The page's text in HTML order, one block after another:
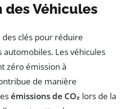
Véhicules
des clés pour réduire
automobiles. Les véhicules
zéro émission à
de manière
émissions de CO₂ lors de la